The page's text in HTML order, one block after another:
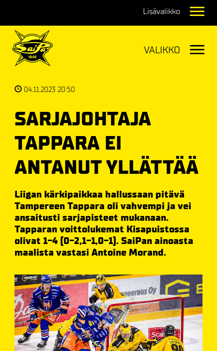
04.11.2023 20:50
SARJAJOHTAJA
TAPPARA EI
ANTANUT YLLÄTTÄÄ
Liigan kärkipaikkaa hallussaan pitävä
Tampereen Tappara oli vahvempi ja vei
ansaitusti sarjapisteet mukanaan.
Tapparan voittolukemat Kisapuistossa
olivat 1-4 (0-2,1-1,0-1). SaiPan ainoasta
maalista vastasi Antoine Morand.